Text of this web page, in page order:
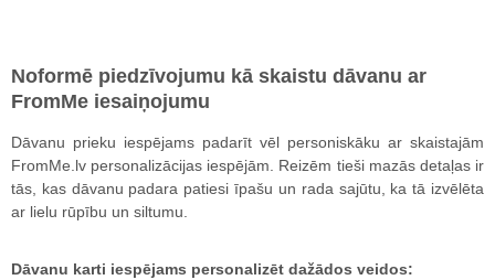
Noformē piedzīvojumu kā skaistu dāvanu ar
FromMe iesaiņojumu
Dāvanu prieku iespējams padarīt vēl personiskāku ar skaistajām
FromMe.lv personalizācijas iespējām. Reizēm tieši mazās detaļas ir
tās, kas dāvanu padara patiesi īpašu un rada sajūtu, ka tā izvēlēta
ar lielu rūpību un siltumu.
Dāvanu karti iespējams personalizēt dažādos veidos: